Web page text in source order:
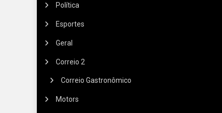
Política
Esportes
Geral
Correio 2
Correio Gastronômico
Motors